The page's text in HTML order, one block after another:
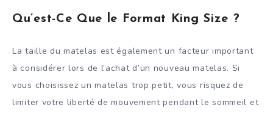
Qu’est-Ce Que le Format King Size ?
La taille du matelas est également un facteur important
à considérer lors de l’achat d’un nouveau matelas. Si
vous choisissez un matelas trop petit, vous risquez de
limiter votre liberté de mouvement pendant le sommeil et